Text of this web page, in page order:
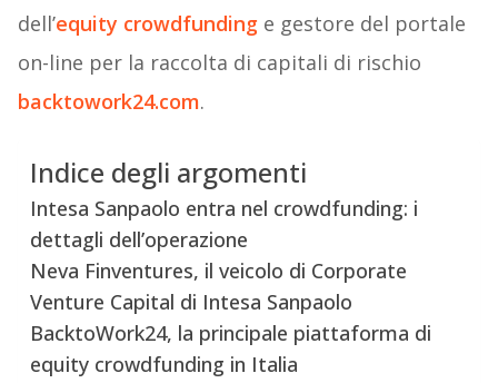
dell’equity crowdfundinge gestore del portale
on-line per la raccolta di capitali di rischio
backtowork24.com.
Indice degli argomenti
Intesa Sanpaolo entra nel crowdfunding: i
dettagli dell’operazione
Neva Finventures, il veicolo di Corporate
Venture Capital di Intesa Sanpaolo
BacktoWork24, la principale piattaforma di
equity crowdfunding in Italia